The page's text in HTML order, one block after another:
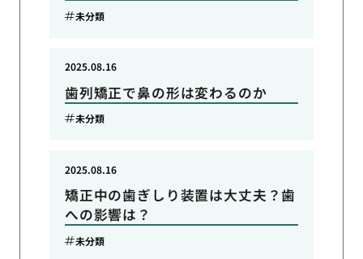
未分類
歯列矯正で鼻の形は変わるのか
2025.08.16
未分類
矯正中の歯ぎしり装置は大丈夫？歯
への影響は？
2025.08.16
未分類